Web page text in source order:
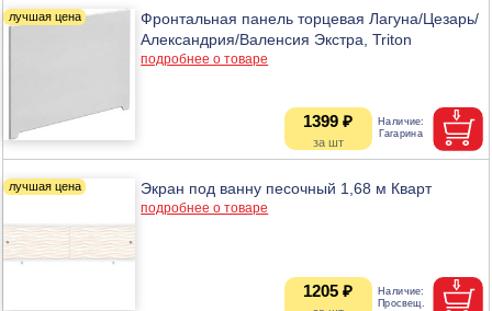
Фронтальная панель торцевая Лагуна/Цезарь/
Александрия/Валенсия Экстра, Triton
подробнее о товаре
1399 ₽
Экран под ванну песочный 1,68 м Кварт
подробнее о товаре
1205 ₽